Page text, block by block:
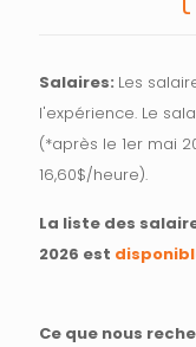
Salaires: Les
l'expérience. Le
(*après le 1er mai
16,60$/heure).
La liste des
2026 est
Ce que nous